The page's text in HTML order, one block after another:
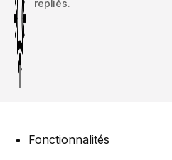
repliés.
Fonctionnalités